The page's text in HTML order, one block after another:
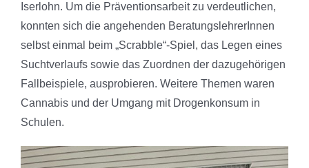
Iserlohn. Um die Präventionsarbeit zu verdeutlichen,
konnten sich die angehenden BeratungslehrerInnen
selbst einmal beim „Scrabble“-Spiel, das Legen eines
Suchtverlaufs sowie das Zuordnen der dazugehörigen
Fallbeispiele, ausprobieren. Weitere Themen waren
Cannabis und der Umgang mit Drogenkonsum in
Schulen.